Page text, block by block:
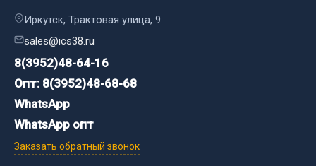
РТИ
Кольца уплотнительные
Лента конвейерная
Манжеты
Патрубки
Прокладки
Иркутск, Трактовая улица, 9
sales@ics38.ru
8(3952)48-64-16
Опт: 8(3952)48-68-68
WhatsApp
WhatsApp опт
Заказать обратный звонок